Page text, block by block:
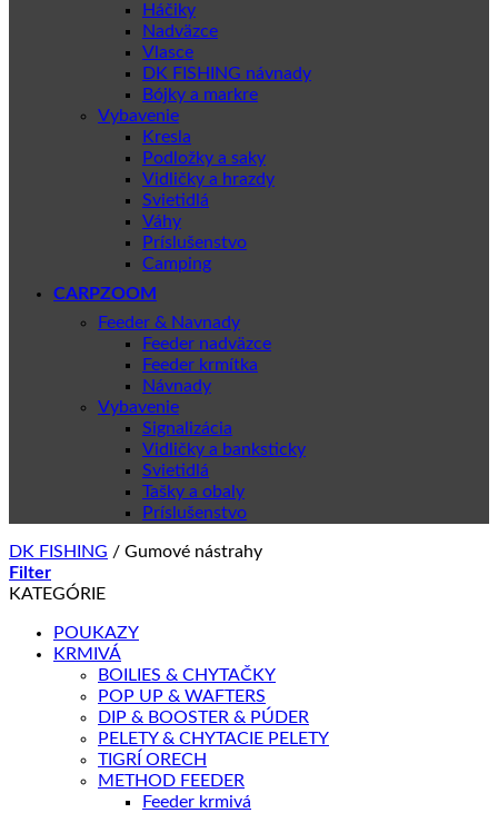
Háčiky
Nadväzce
Vlasce
DK FISHING návnady
Bójky a markre
Vybavenie
Kresla
Podložky a saky
Vidličky a hrazdy
Svietidlá
Váhy
Príslušenstvo
Camping
CARPZOOM
Feeder & Navnady
Feeder nadväzce
Feeder krmítka
Návnady
Vybavenie
Signalizácia
Vidličky a banksticky
Svietidlá
Tašky a obaly
Príslušenstvo
DK FISHING / Gumové nástrahy
Filter
KATEGÓRIE
POUKAZY
KRMIVÁ
BOILIES & CHYTAČKY
POP UP & WAFTERS
DIP & BOOSTER & PÚDER
PELETY & CHYTACIE PELETY
TIGRÍ ORECH
METHOD FEEDER
Feeder krmivá